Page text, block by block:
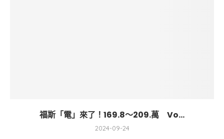
福斯「電」來了！169.8～209.萬 Vo...
2024-09-24